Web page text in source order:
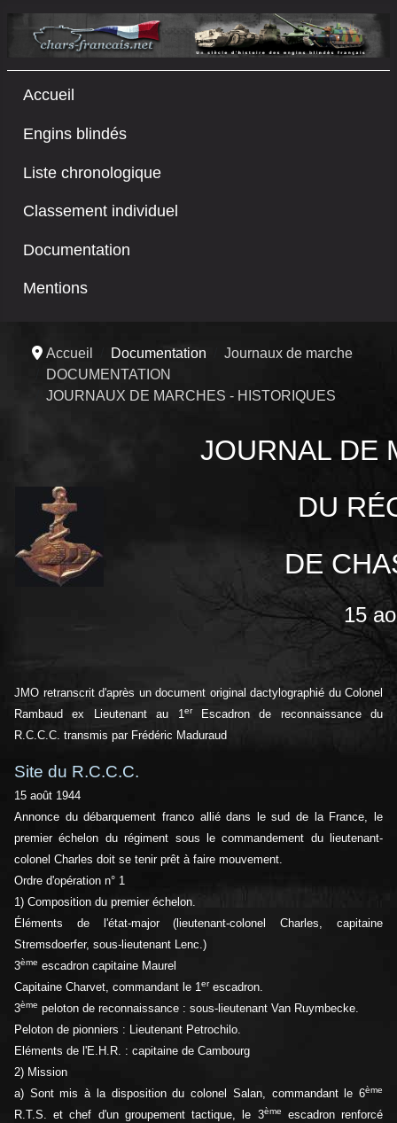
Accueil
Engins blindés
Liste chronologique
Classement individuel
Documentation
Mentions
Accueil Documentation
Journaux de marche
DOCUMENTATION
JOURNAUX DE MARCHES - HISTORIQUES
JOURNAL DE
DU
DE
15
JMO retranscrit d'après un document original dactylographié du Colonel
Rambaud ex Lieutenant au 1erEscadron de reconnaissance du
R.C.C.C. transmis par Frédéric Maduraud
Site du R.C.C.C.
15 août 1944
Annonce du débarquement franco allié dans le sud de la France, le
premier échelon du régiment sous le commandement du lieutenant-
colonel Charles doit se tenir prêt à faire mouvement.
Ordre d'opération n° 1
1) Composition du premier échelon.
Éléments de l'état-major (lieutenant-colonel Charles, capitaine
Stremsdoerfer, sous-lieutenant Lenc.)
3ème escadron capitaine Maurel
Capitaine Charvet, commandant le 1erescadron.
3ème peloton de reconnaissance : sous-lieutenant Van Ruymbecke.
Peloton de pionniers : Lieutenant Petrochilo.
Eléments de l'E.H.R. : capitaine de Cambourg
2) Mission
a) Sont mis à la disposition du colonel Salan, commandant le 6ème
R.T.S. et chef d'un groupement tactique, le 3ème
escadron renforcé